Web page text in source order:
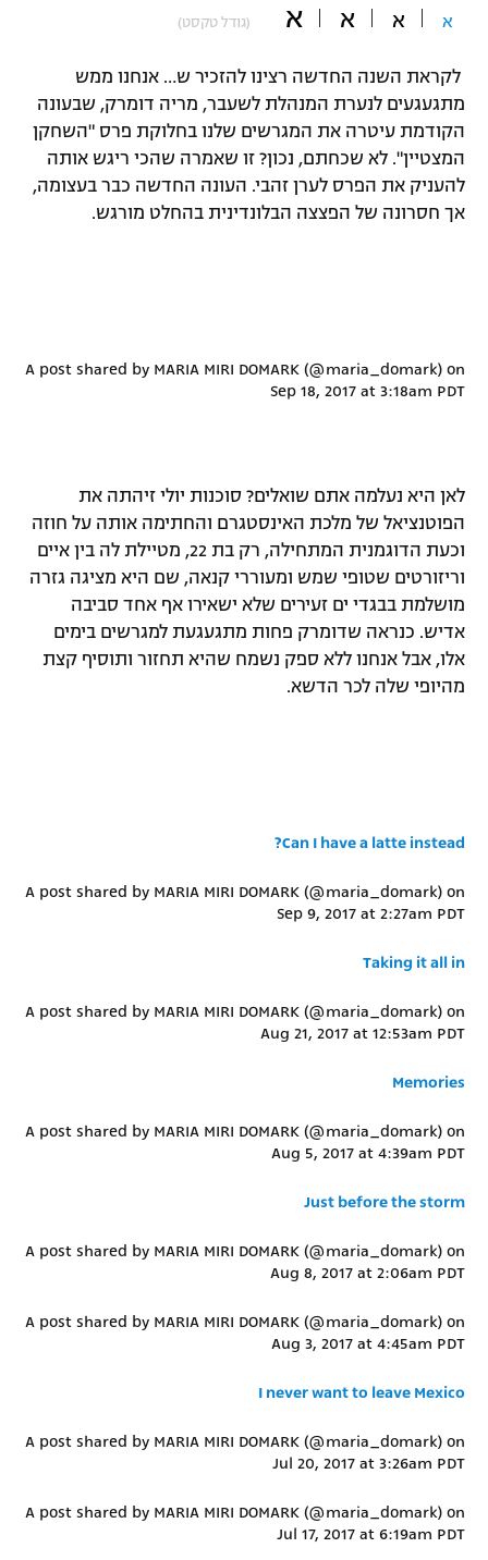
"מחצית בשכונה" – פודקאסט
משתתפים וזוכים בפרסים
תקנון משתתפים וזוכים בפרסים
תקנון עבור פעילות אלקטרה
טניס
מדיניות פרטיות
רשיון להקרנה פומבית לבית עסק
תגיות
ספורט מוטורי
כדורמים
פוטבול אמריקאי NFL
אומנויות לחימה
א א א א (גודל טקסט)
לקראת השנה החדשה רצינו להזכיר ש… אנחנו ממש
מתגעגעים לנערת המנהלת לשעבר, מריה דומרק, שבעונה
הקודמת עיטרה את המגרשים שלנו בחלוקת פרס "השחקן
המצטיין". לא שכחתם, נכון? זו שאמרה שהכי ריגש אותה
להעניק את הפרס לערן זהבי. העונה החדשה כבר בעצומה,
אך חסרונה של הפצצה הבלונדינית בהחלט מורגש.
A post shared by MARIA MIRI DOMARK (@maria_domark) on
Sep 18, 2017 at 3:18am PDT
לאן היא נעלמה אתם שואלים? סוכנות יולי זיהתה את
הפוטנציאל של מלכת האינסטגרם והחתימה אותה על חוזה
וכעת הדוגמנית המתחילה, רק בת 22, מטיילת לה בין איים
וריזורטים שטופי שמש ומעוררי קנאה, שם היא מציגה גזרה
מושלמת בבגדי ים זעירים שלא ישאירו אף אחד סביבה
אדיש. כנראה שדומרק פחות מתגעגעת למגרשים בימים
אלו, אבל אנחנו ללא ספק נשמח שהיא תחזור ותוסיף קצת
מהיופי שלה לכר הדשא.
Can I have a latte instead?
A post shared by MARIA MIRI DOMARK (@maria_domark) on
Sep 9, 2017 at 2:27am PDT
Taking it all in
A post shared by MARIA MIRI DOMARK (@maria_domark) on
Aug 21, 2017 at 12:53am PDT
Memories
A post shared by MARIA MIRI DOMARK (@maria_domark) on
Aug 5, 2017 at 4:39am PDT
Just before the storm
A post shared by MARIA MIRI DOMARK (@maria_domark) on
Aug 8, 2017 at 2:06am PDT
A post shared by MARIA MIRI DOMARK (@maria_domark) on
Aug 3, 2017 at 4:45am PDT
I never want to leave Mexico
A post shared by MARIA MIRI DOMARK (@maria_domark) on
Jul 20, 2017 at 3:26am PDT
A post shared by MARIA MIRI DOMARK (@maria_domark) on
Jul 17, 2017 at 6:19am PDT